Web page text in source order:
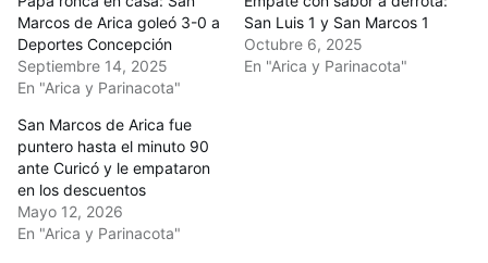
Marcos de Arica goleó 3-0 a
Deportes Concepción
Septiembre 14, 2025
En "Arica y Parinacota"
San Luis 1 y San Marcos 1
Octubre 6, 2025
En "Arica y Parinacota"
San Marcos de Arica fue
puntero hasta el minuto 90
ante Curicó y le empataron
en los descuentos
Mayo 12, 2026
En "Arica y Parinacota"